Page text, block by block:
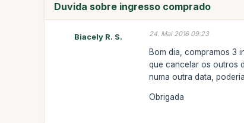
Duvida sobre ingresso comprado
Biacely R. S. 24. Mai 2016 09:23
Bom dia, compramos 3
que cancelar os outros
numa outra data,
Obrigada